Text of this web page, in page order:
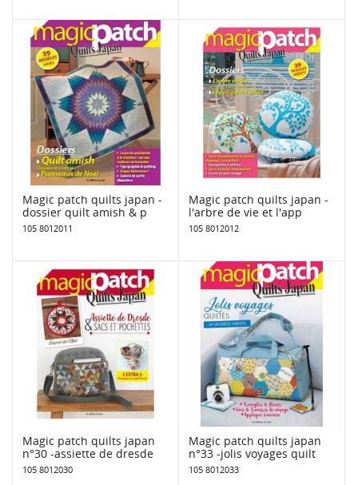
Magic patch quilts japan -
dossier quilt amish & p
105 8012011
Magic patch quilts japan -
l'arbre de vie et l'app
105 8012012
Magic patch quilts japan
n°30 -assiette de dresde
105 8012030
Magic patch quilts japan
n°33 -jolis voyages quilt
105 8012033